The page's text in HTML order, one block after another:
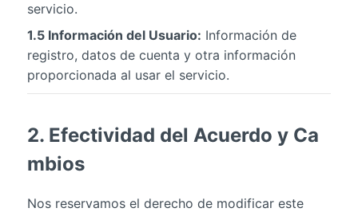
servicio.
1.5 Información del Usuario: Información de
registro, datos de cuenta y otra información
proporcionada al usar el servicio.
2. Efectividad del Acuerdo y Ca
mbios
Nos reservamos el derecho de modificar este